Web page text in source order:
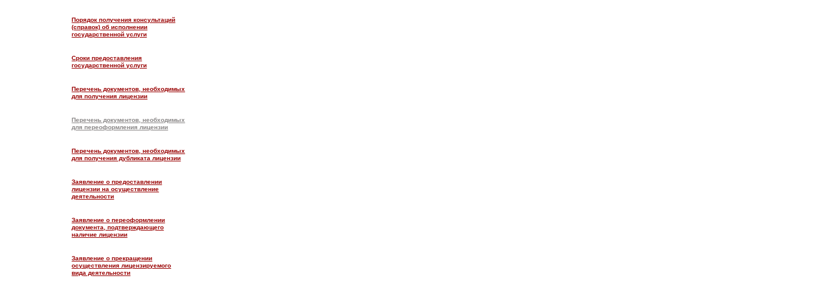
Порядок получения консультаций
(справок) об исполнении
государственной услуги
Сроки предоставления
государственной услуги
Перечень документов, необходимых
для получения лицензии
Перечень документов, необходимых
для переоформления лицензии
Перечень документов, необходимых
для получения дубликата лицензии
Заявление о предоставлении
лицензии на осуществление
деятельности
Заявление о переоформлении
документа, подтверждающего
наличие лицензии
Заявление о прекращении
осуществления лицензируемого
вида деятельности